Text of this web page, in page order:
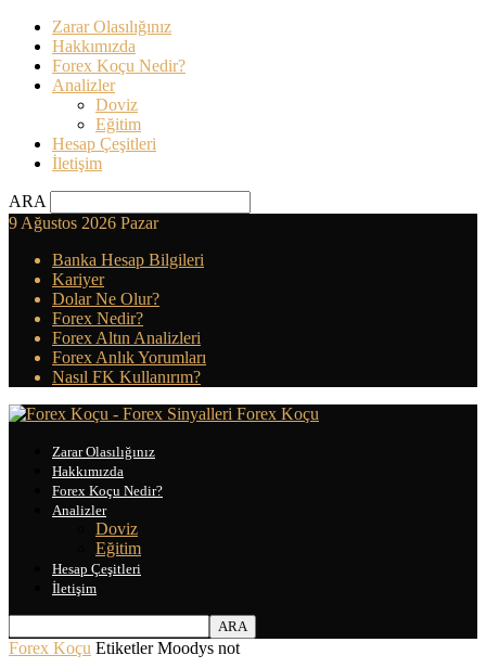
Zarar Olasılığınız
Hakkımızda
Forex Koçu Nedir?
Analizler
Doviz
Eğitim
Hesap Çeşitleri
İletişim
ARA
9 Ağustos 2026 Pazar
Banka Hesap Bilgileri
Kariyer
Dolar Ne Olur?
Forex Nedir?
Forex Altın Analizleri
Forex Anlık Yorumları
Nasıl FK Kullanırım?
Forex Koçu
Zarar Olasılığınız
Hakkımızda
Forex Koçu Nedir?
Analizler
Doviz
Eğitim
Hesap Çeşitleri
İletişim
Forex Koçu Etiketler Moodys not